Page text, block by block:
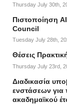
Thursday July 30th,
Πιστοποίηση
Council
Tuesday July 28th,
Θέσεις
Thursday July 23rd,
Διαδικασία
ενστάσεων για
ακαδημαϊκού